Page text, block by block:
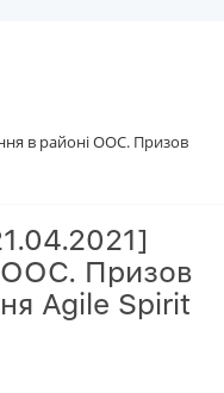
в районі ООС. Призов
ООС. Призов
Agile Spirit